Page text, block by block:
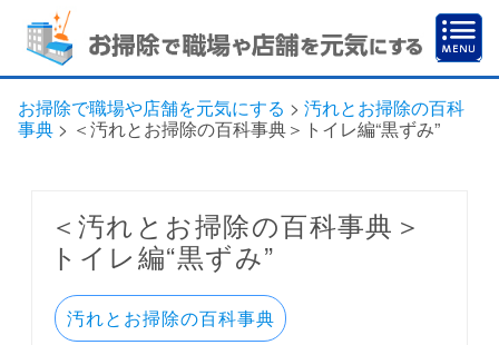
お掃除で職場や店舗を元気にする > 汚れとお掃除の百科
事典 > ＜汚れとお掃除の百科事典＞トイレ編“黒ずみ”
＜汚れとお掃除の百科事典＞
トイレ編“黒ずみ”
汚れとお掃除の百科事典